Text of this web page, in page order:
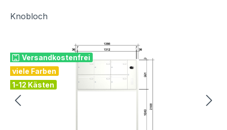
Knobloch
Versandkostenfrei
viele Farben
1-12 Kästen